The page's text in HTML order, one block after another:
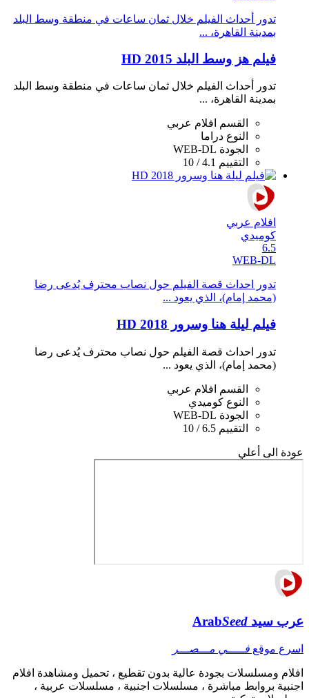
تدور أحداث الفيلم خلال ثمان ساعات في منطقة وسط البلد
بمدينة القاهرة، ...
فيلم هز وسط البلد 2015 HD
تدور أحداث الفيلم خلال ثمان ساعات في منطقة وسط البلد
بمدينة القاهرة، ...
القسم
افلام عربي
النوع دراما
الجودة WEB-DL
التقييم 4.1 / 10
افلام عربي
كوميدي
6.5
WEB-DL
تدور احداث قصة الفيلم حول نصاب محترف يُدعى رضا
(محمد إمام)، الذي يعود ...
فيلم ليلة هنا وسرور 2018 HD
تدور احداث قصة الفيلم حول نصاب محترف يُدعى رضا
(محمد إمام)، الذي يعود ...
القسم
افلام عربي
النوع كوميدي
الجودة WEB-DL
التقييم 6.5 / 10
عودة الى أعلي
عرب سيد ArabSeed
اسرع موقع فـــــي مـــصـــر
افلام ومسلسلات بجودة عالية بدون تقطيع ، تحميل ومشاهدة افلام
اجنبية بروابط مباشرة ، مسلسلات اجنبية ، مسلسلات عربية ،